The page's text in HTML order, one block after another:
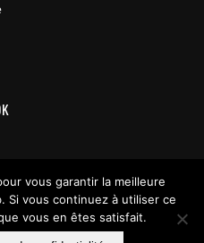
vous garantir la meilleure
Si vous continuez à utiliser ce
vous en êtes satisfait.
Contact us